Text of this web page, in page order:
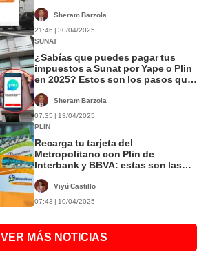
Sheram Barzola
21:46 | 30/04/2025
SUNAT
¿Sabías que puedes pagar tus
impuestos a Sunat por Yape o Plin
en 2025? Estos son los pasos que
Sheram Barzola
07:35 | 13/04/2025
PLIN
Recarga tu tarjeta del
Metropolitano con Plin de
Interbank y BBVA: estas son las
validar tu saldo
Viyú Castillo
07:43 | 10/04/2025
VER MÁS NOTICIAS